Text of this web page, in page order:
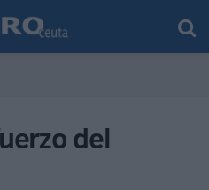
del